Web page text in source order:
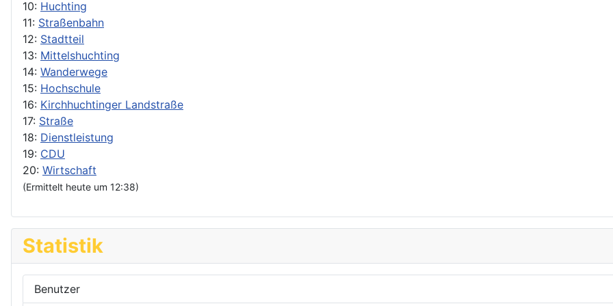
10: Huchting
11: Straßenbahn
12: Stadtteil
13: Mittelshuchting
14: Wanderwege
15: Hochschule
16: Kirchhuchtinger Landstraße
17: Straße
18: Dienstleistung
19: CDU
20: Wirtschaft
(Ermittelt heute um 12:38)
Statistik
Benutzer